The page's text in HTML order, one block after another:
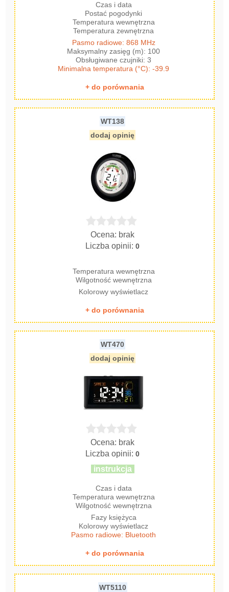
Czas i data
Postać pogodynki
Temperatura wewnętrzna
Temperatura zewnętrzna
Pasmo radiowe: 868 MHz
Maksymalny zasięg (m): 100
Obsługiwane czujniki: 3
Minimalna temperatura (°C): -39.9
+ do porównania
WT138
dodaj opinię
Ocena: brak
Liczba opinii:0
Temperatura wewnętrzna
Wilgotność wewnętrzna
Kolorowy wyświetlacz
+ do porównania
WT470
dodaj opinię
Ocena: brak
Liczba opinii:0
instrukcja
Czas i data
Temperatura wewnętrzna
Wilgotność wewnętrzna
Fazy księżyca
Kolorowy wyświetlacz
Pasmo radiowe: Bluetooth
+ do porównania
WT5110